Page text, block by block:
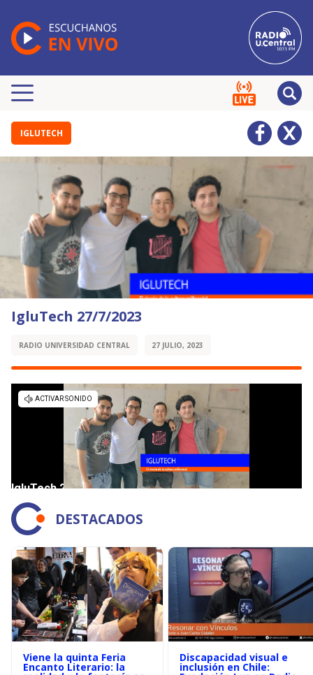
IGLUTECH
IgluTech 27/7/2023
RADIO UNIVERSIDAD CENTRAL 27 JULIO, 2023
DESTACADOS
Viene la quinta Feria
Encanto Literario: la
Discapacidad visual e
inclusión en Chile: